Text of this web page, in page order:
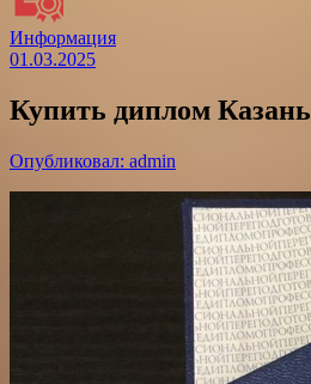
Информация
01.03.2025
Купить диплом Казань
Опубликовал: admin